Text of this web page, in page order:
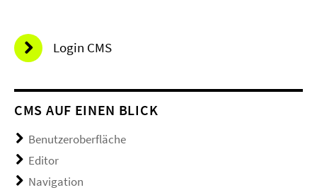
Login CMS
CMS AUF EINEN BLICK
Benutzeroberfläche
Editor
Navigation